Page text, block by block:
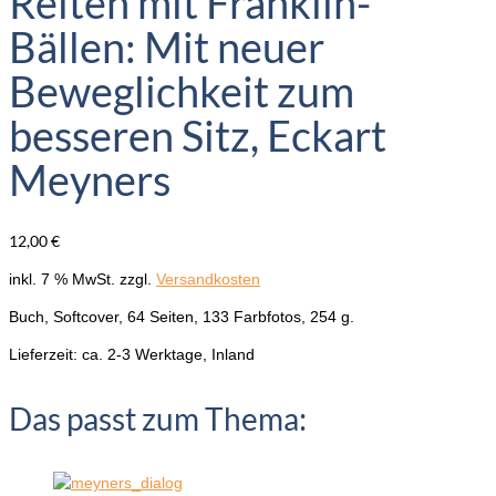
Bällen: Mit neuer
Beweglichkeit zum
besseren Sitz, Eckart
Meyners
12,00€
inkl. 7 % MwSt. zzgl. Versandkosten
Buch, Softcover, 64 Seiten, 133 Farbfotos, 254 g.
Lieferzeit: ca. 2-3 Werktage, Inland
Das passt zum Thema: